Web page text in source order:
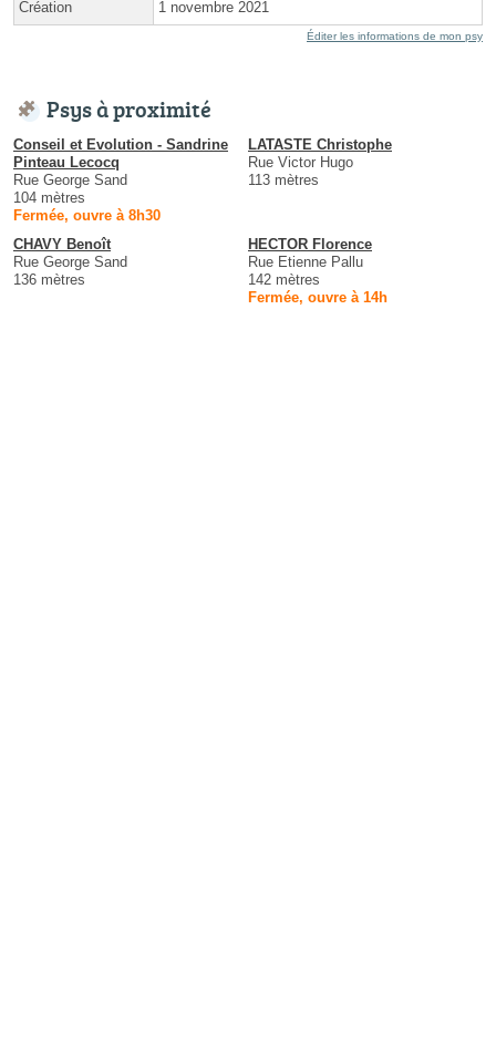
Création 1 novembre 2021
Éditer les informations de mon psy
Psys à proximité
Conseil et Evolution - Sandrine
Pinteau Lecocq
Rue George Sand
104 mètres
Fermée, ouvre à 8h30
LATASTE Christophe
Rue Victor Hugo
113 mètres
CHAVY Benoît
Rue George Sand
136 mètres
HECTOR Florence
Rue Etienne Pallu
142 mètres
Fermée, ouvre à 14h